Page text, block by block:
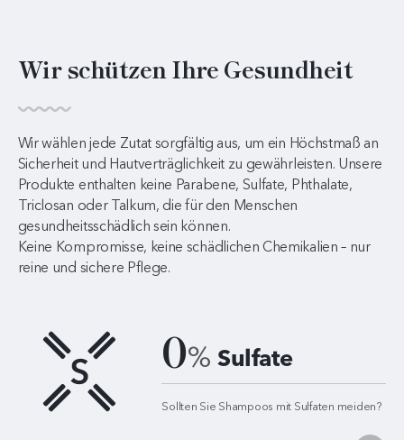
Wir schützen Ihre Gesundheit
Wir wählen jede Zutat sorgfältig aus, um ein Höchstmaß an
Sicherheit und Hautverträglichkeit zu gewährleisten. Unsere
Produkte enthalten keine Parabene, Sulfate, Phthalate,
Triclosan oder Talkum, die für den Menschen
gesundheitsschädlich sein können.
Keine Kompromisse, keine schädlichen Chemikalien – nur
reine und sichere Pflege.
0% Sulfate
Sollten Sie Shampoos mit Sulfaten meiden?